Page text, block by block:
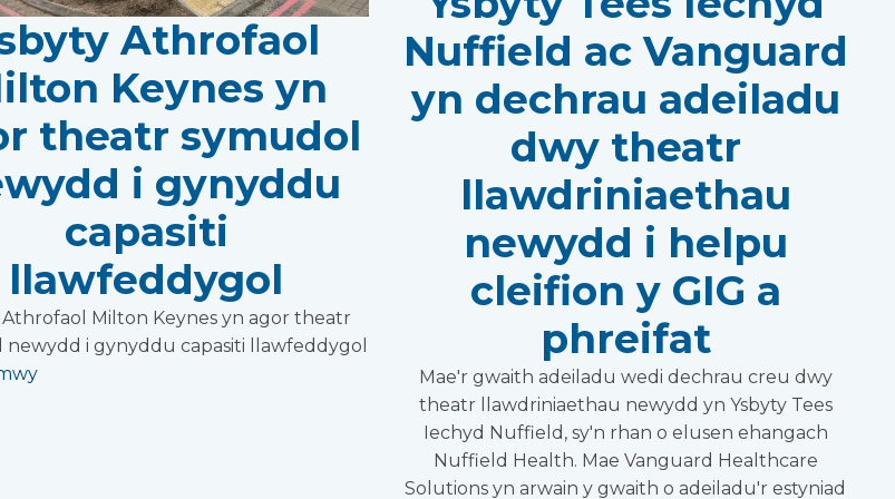
Athrofaol
Keynes yn
theatr symudol
i gynyddu
capasiti
llawfeddygol
Athrofaol Milton Keynes yn agor theatr
newydd i gynyddu capasiti llawfeddygol
Nuffield ac Vanguard
yn dechrau adeiladu
dwy theatr
llawdriniaethau
newydd i helpu
cleifion y GIG a
phreifat
Mae'r gwaith adeiladu wedi dechrau creu dwy
theatr llawdriniaethau newydd yn Ysbyty Tees
Iechyd Nuffield, sy'n rhan o elusen ehangach
Nuffield Health. Mae Vanguard Healthcare
Solutions yn arwain y gwaith o adeiladu'r estyniad